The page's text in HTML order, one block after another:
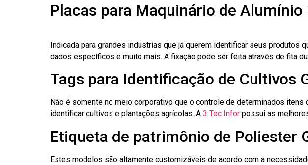
Placas para Maquinário de Alumínio
Indicada para grandes indústrias que já querem identificar seus
dados específicos e muito mais. A fixação pode ser feita através de fita
Tags para Identificação de Cultivos
Não é somente no meio corporativo que o controle de determinados
identificar cultivos e plantações agrícolas. A 3 Tec Infor possui as
Etiqueta de patrimônio de Poliester
Estes modelos são altamente customizáveis de acordo com a